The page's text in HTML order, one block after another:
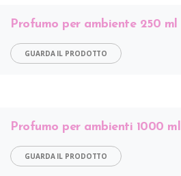
Profumo per ambiente 250 ml
GUARDA IL PRODOTTO
Profumo per ambienti 1000 ml
GUARDA IL PRODOTTO